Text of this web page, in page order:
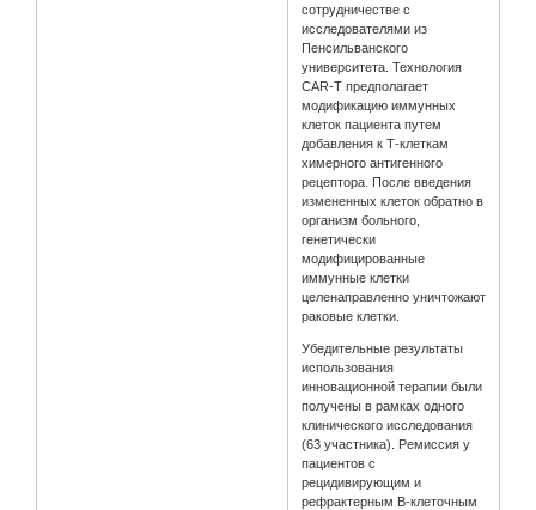
сотрудничестве с
исследователями из
Пенсильванского
университета. Технология
CAR-T предполагает
модификацию иммунных
клеток пациента путем
добавления к Т-клеткам
химерного антигенного
рецептора. После введения
измененных клеток обратно в
организм больного,
генетически
модифицированные
иммунные клетки
целенаправленно уничтожают
раковые клетки.
Убедительные результаты
использования
инновационной терапии были
получены в рамках одного
клинического исследования
(63 участника). Ремиссия у
пациентов с
рецидивирующим и
рефрактерным В-клеточным